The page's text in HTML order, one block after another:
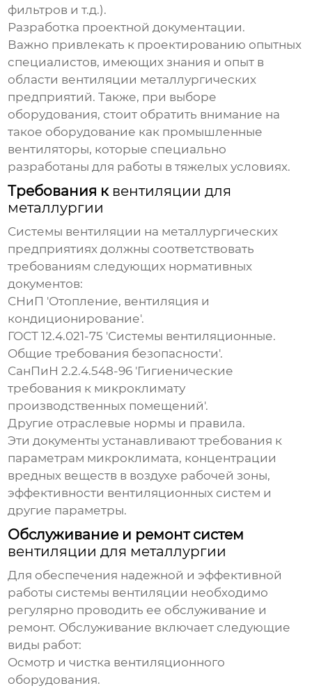
фильтров и т.д.).
Разработка проектной документации.
Важно привлекать к проектированию опытных
специалистов, имеющих знания и опыт в
области вентиляции металлургических
предприятий. Также, при выборе
оборудования, стоит обратить внимание на
такое оборудование как промышленные
вентиляторы, которые специально
разработаны для работы в тяжелых условиях.
Требования к вентиляции для
металлургии
Системы вентиляции на металлургических
предприятиях должны соответствовать
требованиям следующих нормативных
документов:
СНиП 'Отопление, вентиляция и
кондиционирование'.
ГОСТ 12.4.021-75 'Системы вентиляционные.
Общие требования безопасности'.
СанПиН 2.2.4.548-96 'Гигиенические
требования к микроклимату
производственных помещений'.
Другие отраслевые нормы и правила.
Эти документы устанавливают требования к
параметрам микроклимата, концентрации
вредных веществ в воздухе рабочей зоны,
эффективности вентиляционных систем и
другие параметры.
Обслуживание и ремонт систем
вентиляции для металлургии
Для обеспечения надежной и эффективной
работы системы вентиляции необходимо
регулярно проводить ее обслуживание и
ремонт. Обслуживание включает следующие
виды работ:
Осмотр и чистка вентиляционного
оборудования.